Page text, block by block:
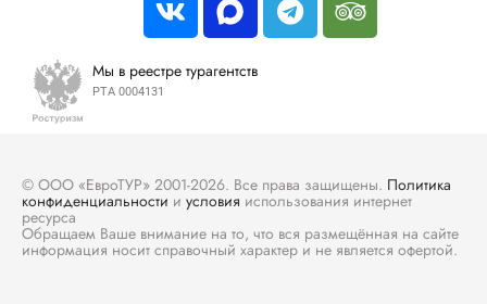
Мы в реестре турагентств
РТА 0004131
© ООО «ЕвроТУР» 2001-2026. Все права защищены. Политика
конфиденциальности и условия использования интернет
ресурса
Обращаем Ваше внимание на то, что вся размещённая на сайте
информация носит справочный характер и не является офертой.